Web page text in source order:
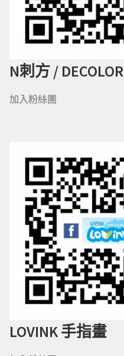
N刺方 / DECOLOR
加入粉絲團
LOVINK 手指畫